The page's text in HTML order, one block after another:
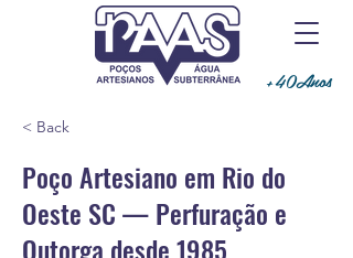
+40Anos
< Back
Poço Artesiano em Rio do
Oeste SC — Perfuração e
Outorga desde 1985